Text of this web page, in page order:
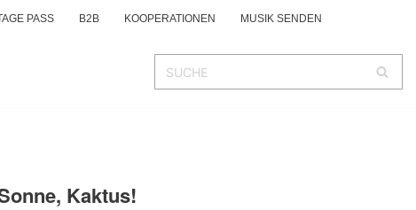
PASS B2B KOOPERATIONEN MUSIK SENDEN
Kaktus!